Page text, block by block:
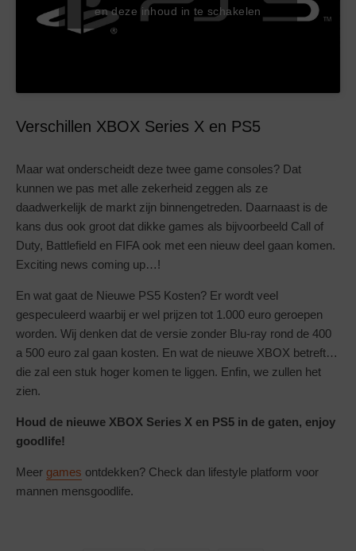
en deze inhoud in te schakelen
Verschillen XBOX Series X en PS5
Maar wat onderscheidt deze twee game consoles? Dat
kunnen we pas met alle zekerheid zeggen als ze
daadwerkelijk de markt zijn binnengetreden. Daarnaast is de
kans dus ook groot dat dikke games als bijvoorbeeld Call of
Duty, Battlefield en FIFA ook met een nieuw deel gaan komen.
Exciting news coming up…!
En wat gaat de Nieuwe PS5 Kosten? Er wordt veel
gespeculeerd waarbij er wel prijzen tot 1.000 euro geroepen
worden. Wij denken dat de versie zonder Blu-ray rond de 400
a 500 euro zal gaan kosten. En wat de nieuwe XBOX betreft…
die zal een stuk hoger komen te liggen. Enfin, we zullen het
zien.
Houd de nieuwe XBOX Series X en PS5 in de gaten, enjoy
goodlife!
Meer games ontdekken? Check dan lifestyle platform voor
mannen mensgoodlife.